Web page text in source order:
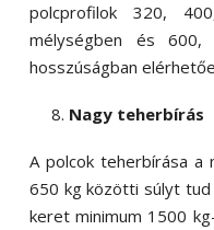
polcprofilok 320,
mélységben és
hosszúságban
Nagy teherbírás
A polcok teherbírása a
650 kg közötti súlyt
keret minimum 1500